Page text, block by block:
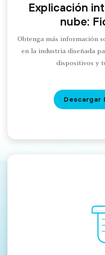
Explicación
nube:
Obtenga más información
en la industria diseñada
dispositivos y
Descargar